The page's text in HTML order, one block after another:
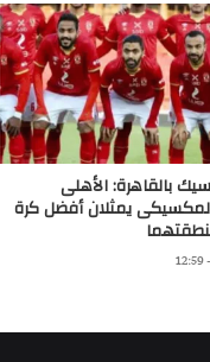
بالقاهرة: الأهلى
يمثلان أفضل كرة